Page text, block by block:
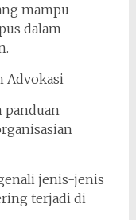
mampu
dalam
Advokasi
panduan
jenis-jenis
terjadi di